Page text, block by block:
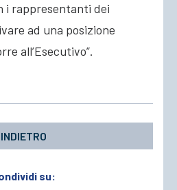
i rappresentanti dei
ad una posizione
all’Esecutivo”.
INDIETRO
su: